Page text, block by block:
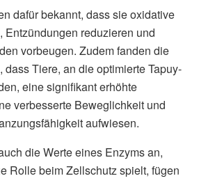
dafür bekannt, dass sie oxidative
Entzündungen reduzieren und
vorbeugen. Zudem fanden die
dass Tiere, an die optimierte Tapuy-
eine signifikant erhöhte
verbesserte Beweglichkeit und
aufwiesen.
die Werte eines Enzyms an,
Rolle beim Zellschutz spielt, fügen